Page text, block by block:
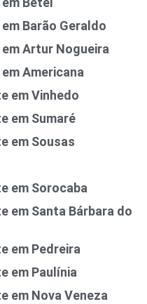
Barão Geraldo
Artur Nogueira
Americana
em Vinhedo
em Sumaré
em Sousas
em Sorocaba
em Santa Bárbara do
em Pedreira
em Paulínia
em Nova Veneza